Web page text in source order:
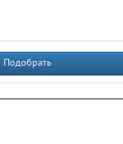
Подобрать